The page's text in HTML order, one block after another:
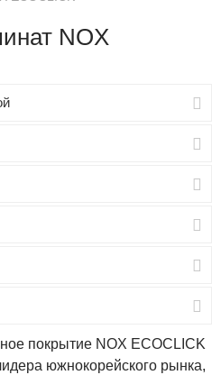
NOX
покрытие NOX ECOCLICK
южнокорейского рынка,